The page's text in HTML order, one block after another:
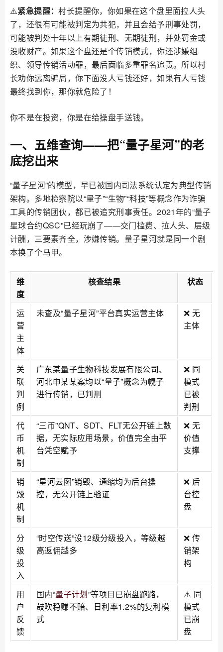
⚠️紧急提醒：村长提醒你，你如果在这个盘里面拉人头
了，还很有可能被判定为共犯，并且会给予刑事处罚，
可能被判处十年以上有期徒刑、无期徒刑，并处罚金或
没收财产。如果这个盘还是个传销模式，你还涉嫌组
织、领导传销活动罪，最后面临多重罪名追责。所以村
长劝你远离骗局，你下面没人亏钱还好，如果有人亏钱
最终找到你，那你就危险了！
你不是在投资，你是在给操盘手送钱。
一、五维查询——把“量子星河”的老
底挖出来
“量子星河”的模型，早已被国内司法系统认定为典型传销
架构。多地检察院以“量子”“生物”“科技”等概念作为诈骗
工具的传销团伙，都已被追究刑事责任。2021年的“量子
星球合约QSC”已经玩崩了——交门槛费、拉人头、层级
计酬，三要素齐全，涉嫌传销。量子星河就是同一个剧
本换了个马甲。
维
度
核查结果 状态
运
营
主
体
未查及“量子星河”平台真实运营主体
❌ 无
主体
关
联
判
例
广东某量子生物科技发展有限公司、
河北申某某案均以“量子”概念为幌子
进行传销，已判刑
❌ 同
模式
已被
判刑
代
币
机
制
“三币”QNT、SDT、FLT无公开链上数
据，无实际应用场景，价值完全由平
台凭空赋予
❌ 无
价值
支撑
销
毁
机
制
“星河云图”销毁、通缩均为后台操
控，无公开链上验证
❌ 后
台控
盘
分
级
投
入
“时空传送”设12级分级投入，等级越
高返佣越多
❌ 传
销架
构
用
户
反
馈
国内“量子计划”等项目已崩盘跑路，
鼓吹稳赚不赔、日利率1.2%的复利模
式
⚠️ 同
模式
已崩
盘